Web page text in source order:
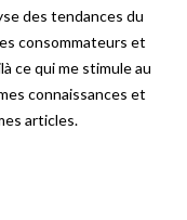
des tendances du
consommateurs et
ce qui me stimule au
connaissances et
articles.